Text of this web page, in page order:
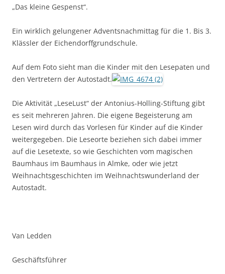
„Das kleine Gespenst“.
Ein wirklich gelungener Adventsnachmittag für die 1. Bis 3.
Klässler der Eichendorffgrundschule.
Auf dem Foto sieht man die Kinder mit den Lesepaten und
den Vertretern der Autostadt.
Die Aktivität „LeseLust“ der Antonius-Holling-Stiftung gibt
es seit mehreren Jahren. Die eigene Begeisterung am
Lesen wird durch das Vorlesen für Kinder auf die Kinder
weitergegeben. Die Leseorte beziehen sich dabei immer
auf die Lesetexte, so wie Geschichten vom magischen
Baumhaus im Baumhaus in Almke, oder wie jetzt
Weihnachtsgeschichten im Weihnachtswunderland der
Autostadt.
Van Ledden
Geschäftsführer